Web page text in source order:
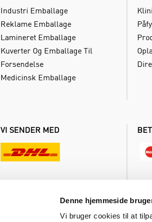
Denne hjemmeside
Vi bruger cookies til at
Industri Emballage
Reklame Emballage
Lamineret Emballage
Kuverter Og Emballage Til
Forsendelse
Medicinsk Emballage
VI SENDER MED